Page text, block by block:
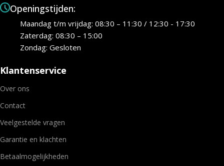
Openingstijden:
Maandag t/m vrijdag: 08:30 – 11:30 / 12:30 - 17:30
Zaterdag: 08:30 – 15:00
Zondag: Gesloten
Klantenservice
Over ons
Contact
Veelgestelde vragen
Garantie en klachten
Betaalmogelijkheden